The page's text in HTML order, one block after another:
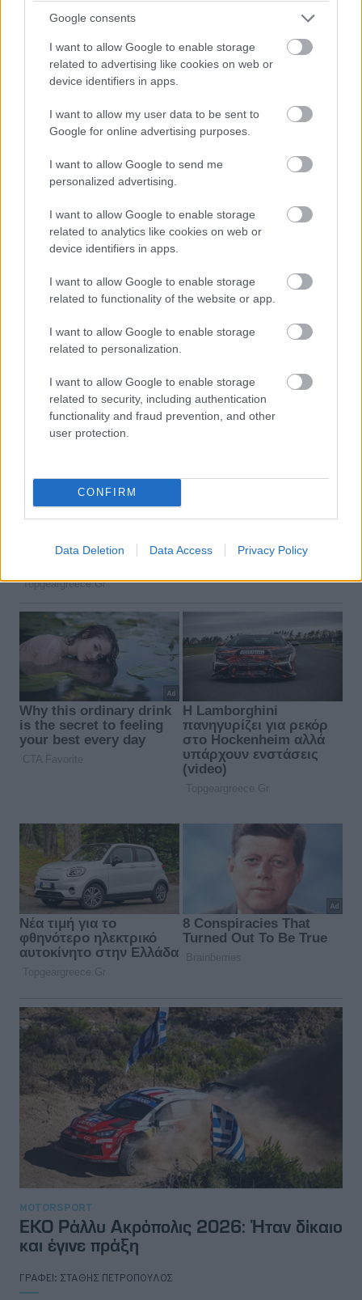
Google consents
I want to allow Google to enable storage
related to advertising like cookies on web or
device identifiers in apps.
I want to allow my user data to be sent to
Google for online advertising purposes.
I want to allow Google to send me
personalized advertising.
I want to allow Google to enable storage
related to analytics like cookies on web or
device identifiers in apps.
I want to allow Google to enable storage
related to functionality of the website or app.
I want to allow Google to enable storage
related to personalization.
I want to allow Google to enable storage
related to security, including authentication
functionality and fraud prevention, and other
user protection.
CONFIRM
Data Deletion Data Access Privacy Policy
MOTORSPORT
ΕΚΟ Ράλλυ Ακρόπολις 2026: Ήταν δίκαιο
και έγινε πράξη
ΓΡΑΦΕΙ: ΣΤΑΘΗΣ ΠΕΤΡΟΠΟΥΛΟΣ